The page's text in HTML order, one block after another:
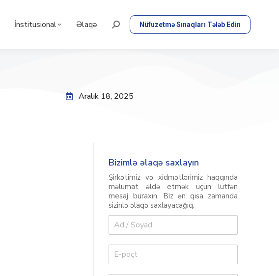
İnstitusional Əlaqə Nüfuzetmə Sınaqları Tələb Edin
Aralık 18, 2025
Bizimlə əlaqə saxlayın
Şirkətimiz və xidmətlərimiz haqqında
məlumat əldə etmək üçün lütfən
mesaj buraxın. Biz ən qısa zamanda
sizinlə əlaqə saxlayacağıq.